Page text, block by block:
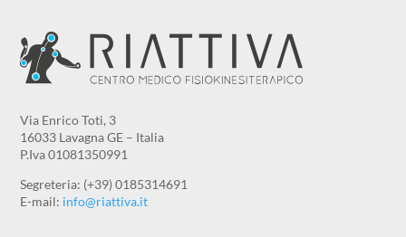
Via Enrico Toti, 3
16033 Lavagna GE – Italia
P.Iva 01081350991
Segreteria: (+39) 0185314691
E-mail: info@riattiva.it